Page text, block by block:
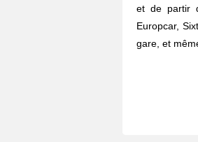
et de partir
Europcar,
gare, et